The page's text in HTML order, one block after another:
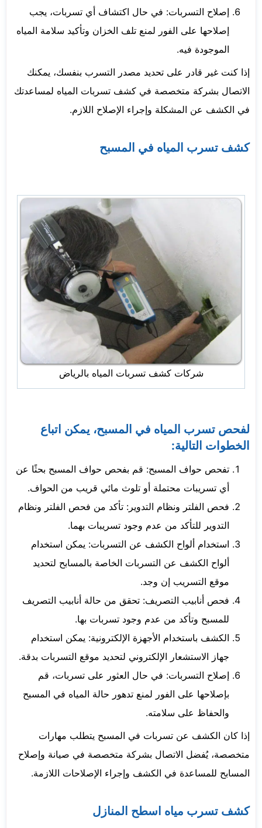
إصلاح التسربات: في حال اكتشاف أي تسربات، يجب
إصلاحها على الفور لمنع تلف الخزان وتأكيد سلامة المياه
الموجودة فيه.
إذا كنت غير قادر على تحديد مصدر التسرب بنفسك، يمكنك
الاتصال بشركة متخصصة في كشف تسربات المياه لمساعدتك
في الكشف عن المشكلة وإجراء الإصلاح اللازم.
كشف تسرب المياه في المسبح
شركات كشف تسربات المياه بالرياض
لفحص تسرب المياه في المسبح، يمكن اتباع
الخطوات التالية:
تفحص حواف المسبح: قم بفحص حواف المسبح بحثًا عن
أي تسريبات محتملة أو تلوث مائي قريب من الحواف.
فحص الفلتر ونظام التدوير: تأكد من فحص الفلتر ونظام
التدوير للتأكد من عدم وجود تسريبات بهما.
استخدام ألواح الكشف عن التسربات: يمكن استخدام
ألواح الكشف عن التسربات الخاصة بالمسابح لتحديد
موقع التسريب إن وجد.
فحص أنابيب التصريف: تحقق من حالة أنابيب التصريف
للمسبح وتأكد من عدم وجود تسربات بها.
الكشف باستخدام الأجهزة الإلكترونية: يمكن استخدام
جهاز الاستشعار الإلكتروني لتحديد موقع التسربات بدقة.
إصلاح التسربات: في حال العثور على تسربات، قم
بإصلاحها على الفور لمنع تدهور حالة المياه في المسبح
والحفاظ على سلامته.
إذا كان الكشف عن تسربات في المسبح يتطلب مهارات
متخصصة، يُفضل الاتصال بشركة متخصصة في صيانة وإصلاح
المسابح للمساعدة في الكشف وإجراء الإصلاحات اللازمة.
كشف تسرب مياه اسطح المنازل